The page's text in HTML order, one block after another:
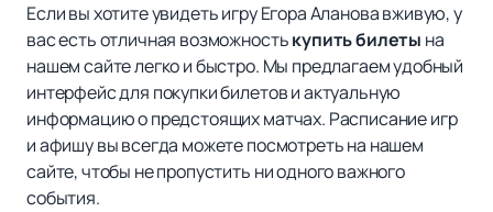
Если вы хотите увидеть игру Егора Аланова вживую, у
вас есть отличная возможностькупить билеты на
нашем сайте легко и быстро. Мы предлагаем удобный
интерфейс для покупки билетов и актуальную
информацию о предстоящих матчах. Расписание игр
и афишу вы всегда можете посмотреть на нашем
сайте, чтобы не пропустить ни одного важного
события.